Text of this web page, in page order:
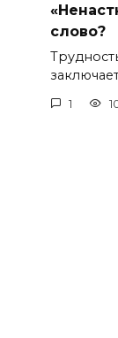
слово?
1